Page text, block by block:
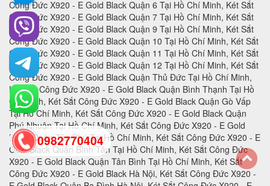
0982770404
back